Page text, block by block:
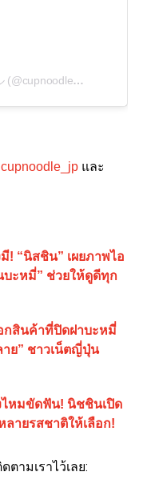
A post shared by カップヌードル (@cupnoodle_jp)
และ
! “นิสชิน” เผยภาพไอ
บะหมี่” ช่วยให้ดูดีทุก
กสินค้าที่ปิดฝาบะหมี่
าย” ชาวเน็ตญี่ปุ่น
หมขัดฟัน! นิชชินเปิด
ลายรสชาติให้เลือก!
ามเราไว้เลย: